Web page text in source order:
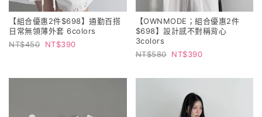
【組合優惠2件$698】通勤百搭
日常無領薄外套 6colors
450
390
【OWNMODE；組合優惠2件
$698】設計感不對稱背心
3colors
580
390